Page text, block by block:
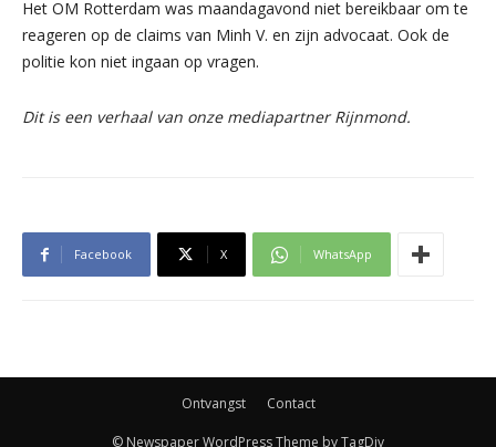
Het OM Rotterdam was maandagavond niet bereikbaar om te
reageren op de claims van Minh V. en zijn advocaat. Ook de
politie kon niet ingaan op vragen.
Dit is een verhaal van onze mediapartner Rijnmond.
Facebook X WhatsApp
Ontvangst Contact
© Newspaper WordPress Theme by TagDiv